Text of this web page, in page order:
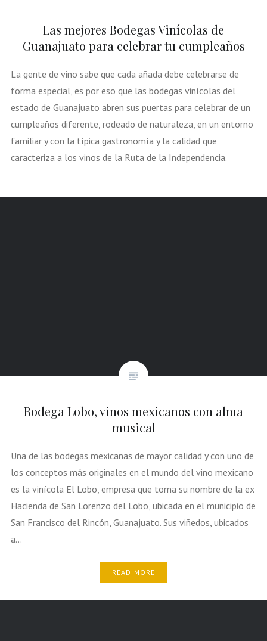
Las mejores Bodegas Vinícolas de
Guanajuato para celebrar tu cumpleaños
La gente de vino sabe que cada añada debe celebrarse de
forma especial, es por eso que las bodegas vinícolas del
estado de Guanajuato abren sus puertas para celebrar de un
cumpleaños diferente, rodeado de naturaleza, en un entorno
familiar y con la típica gastronomía y la calidad que
caracteriza a los vinos de la Ruta de la Independencia.
Bodega Lobo, vinos mexicanos con alma
musical
Una de las bodegas mexicanas de mayor calidad y con uno de
los conceptos más originales en el mundo del vino mexicano
es la vinícola El Lobo, empresa que toma su nombre de la ex
Hacienda de San Lorenzo del Lobo, ubicada en el municipio de
San Francisco del Rincón, Guanajuato. Sus viñedos, ubicados
a…
READ MORE